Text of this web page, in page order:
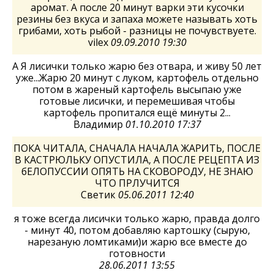
аромат. А после 20 минут варки эти кусочки
резины без вкуса и запаха можете называть хоть
грибами, хоть рыбой - разницы не почувствуете.
vilex 09.09.2010 19:30
А Я лисички только жарю без отвара, и живу 50 лет
уже...Жарю 20 минут с луком, картофель отдельно
потом в жареный картофель высыпаю уже
готовые лисички, и перемешивая чтобы
картофель пропитался ещё минуты 2...
Владимир 01.10.2010 17:37
ПОКА ЧИТАЛА, СНАЧАЛА НАЧАЛА ЖАРИТЬ, ПОСЛЕ
В КАСТРЮЛЬКУ ОПУСТИЛА, А ПОСЛЕ РЕЦЕПТА ИЗ
бЕЛОПУССИИ ОПЯТЬ НА СКОВОРОДУ, НЕ ЗНАЮ
ЧТО ПРЛУЧИТСЯ
Светик 05.06.2011 12:40
я тоже всегда лисички только жарю, правда долго
- минут 40, потом добавляю картошку (сырую,
нарезаную ломтиками)и жарю все вместе до
готовности
28.06.2011 13:55